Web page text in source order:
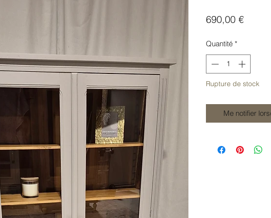
690,00 €Prix
Quantité *
Rupture de stock
Me notifier